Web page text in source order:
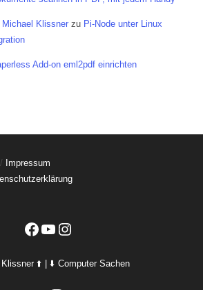
Klissner zu Pi-Node unter Linux
Add-on eml2pdf einrichten
/ Impressum
Facebook
YouTubeInstagram
⬆️ | ⬇️ Computer Sachen